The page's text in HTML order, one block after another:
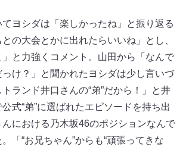
ヨシダは「楽しかったね」と振り返る
の大会とかに出れたらいいね」とし、
」と力強くコメント。山田から「なんで
っけ？」と聞かれたヨシダは少し言いづ
ランド井口さんの“弟”だから！」と井
式“弟”に選ばれたエピソードを持ち出
んにおける乃木坂46のポジションなんで
「“お兄ちゃん”からも“頑張ってきな